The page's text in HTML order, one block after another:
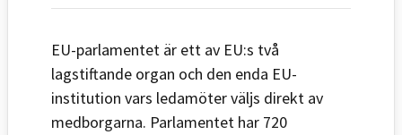
EU-parlamentet är ett av EU:s två
lagstiftande organ och den enda EU-
institution vars ledamöter väljs direkt av
medborgarna. Parlamentet har 720